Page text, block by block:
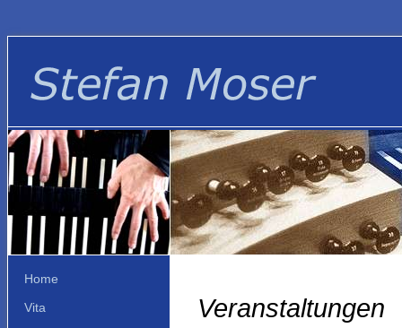
Veranstaltungen
Home
Vita